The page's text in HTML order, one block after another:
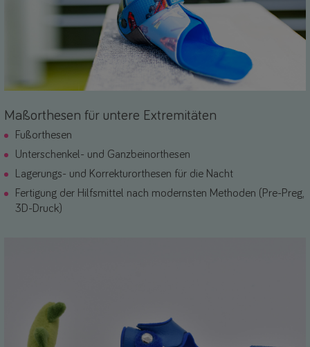
Maßorthesen für untere Extremitäten
Fußorthesen
Unterschenkel- und Ganzbeinorthesen
Lagerungs- und Korrekturorthesen für die Nacht
Fertigung der Hilfsmittel nach modernsten Methoden (Pre-Preg,
3D-Druck)